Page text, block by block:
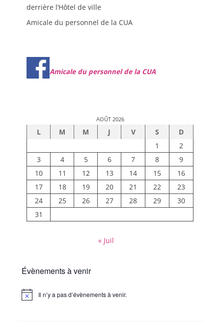
derrière l’Hôtel de ville
Amicale du personnel de la CUA
Amicale du personnel de la CUA
AOÛT 2026
L M M J V S
D
1
2
3
4 5 6 7 8
9
10
11 12 13 14 15
16
17
18 19 20 21 22
23
24
25 26 27 28 29
30
31
« Juil
Évènements à venir
Notice Il n’y a pas d’évènements à venir.